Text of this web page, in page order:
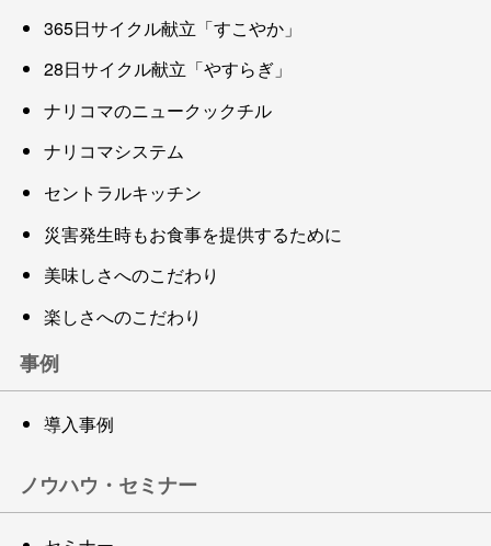
365日サイクル献立「すこやか」
28日サイクル献立「やすらぎ」
ナリコマのニュークックチル
ナリコマシステム
セントラルキッチン
災害発生時もお食事を提供するために
美味しさへのこだわり
楽しさへのこだわり
事例
導入事例
ノウハウ・セミナー